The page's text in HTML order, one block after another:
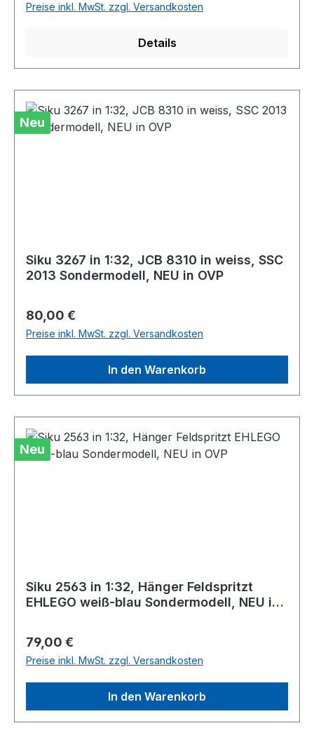
Preise inkl. MwSt. zzgl. Versandkosten
Details
Neu
Siku 3267 in 1:32, JCB 8310 in weiss, SSC
2013 Sondermodell, NEU in OVP
Regulärer Preis:
80,00 €
Preise inkl. MwSt. zzgl. Versandkosten
In den Warenkorb
Neu
Siku 2563 in 1:32, Hänger Feldspritzt
EHLEGO weiß-blau Sondermodell, NEU in
Regulärer Preis:
79,00 €
Preise inkl. MwSt. zzgl. Versandkosten
In den Warenkorb